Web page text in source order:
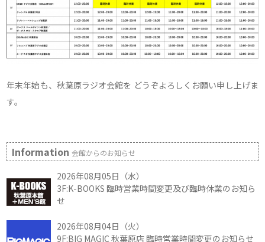
年末年始も、秋葉原ラジオ会館を どうぞよろしくお願い申し上げま
す。
Information会館からのお知らせ
2026年08月05日（水）
3F:K-BOOKS 臨時営業時間変更及び臨時休業のお知ら
せ
2026年08月04日（火）
9F:BIG MAGIC 秋葉原店 臨時営業時間変更のお知らせ